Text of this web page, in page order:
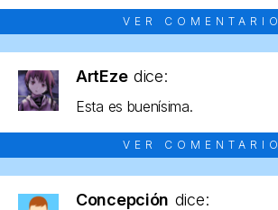
VER COMENTARIO
ArtEze dice:
Esta es buenísima.
VER COMENTARIO
Concepción dice: